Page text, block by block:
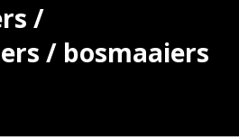
/
/ bosmaaiers